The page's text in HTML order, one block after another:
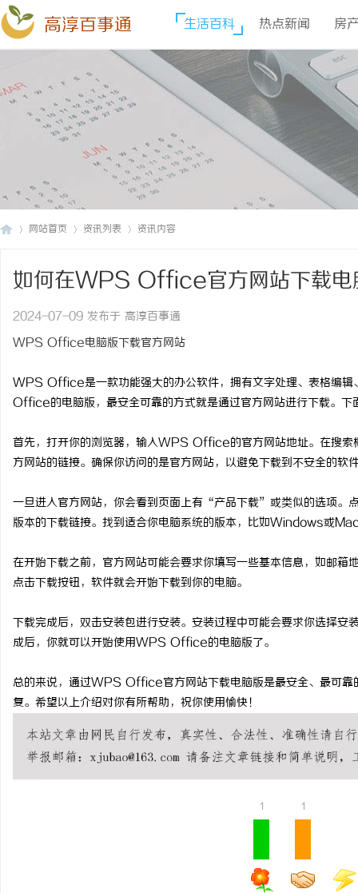
高淳百事通 生活百科 热点新闻 房
网站首页 资讯列表 资讯内容
如何在WPS Office官方网站下载电
2024-07-09 发布于 高淳百事通
WPS Office电脑版下载官方网站
WPS Office是一款功能强大的办公软件，拥有文字处理、表格编
Office的电脑版，最安全可靠的方式就是通过官方网站进行下载。
首先，打开你的浏览器，输入WPS Office的官方网站地址。在搜
方网站的链接。确保你访问的是官方网站，以避免下载到不安全的软
一旦进入官方网站，你会看到页面上有“产品下载”或类似的选项
版本的下载链接。找到适合你电脑系统的版本，比如Windows或
在开始下载之前，官方网站可能会要求你填写一些基本信息，如邮
点击下载按钮，软件就会开始下载到你的电脑。
下载完成后，双击安装包进行安装。安装过程中可能会要求你选择
成后，你就可以开始使用WPS Office的电脑版了。
总的来说，通过WPS Office官方网站下载电脑版是最安全、最可靠
复。希望以上介绍对你有所帮助，祝你使用愉快！
1 1
商标转让：附带原创设